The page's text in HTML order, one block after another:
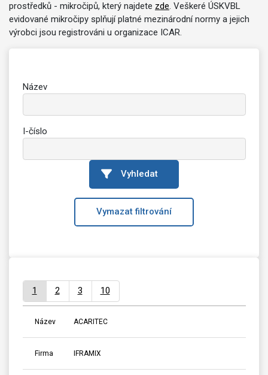
prostředků - mikročipů, který najdete zde. Veškeré ÚSKVBL
evidované mikročipy splňují platné mezinárodní normy a jejich
výrobci jsou registrováni u organizace ICAR.
Název
I-číslo
Vyhledat
Vymazat filtrování
1 2 3 10
Název ACARITEC
Firma IFRAMIX